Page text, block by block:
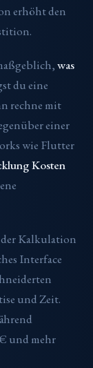
erhöht den
was
du eine
rechne mit
einer
wie Flutter
Kosten
Kalkulation
Interface
und Zeit.
und mehr